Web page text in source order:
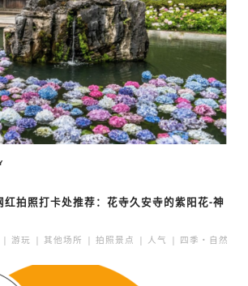
红拍照打卡处推荐：花寺久安寺的紫阳花-神
游玩 其他场所 拍照景点 人气 四季・自然